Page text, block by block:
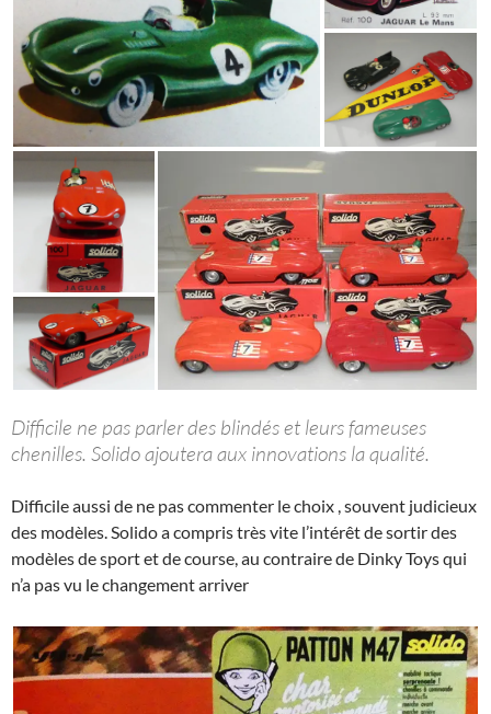
Difficile ne pas parler des blindés et leurs fameuses
chenilles. Solido ajoutera aux innovations la qualité.
Difficile aussi de ne pas commenter le choix , souvent judicieux
des modèles. Solido a compris très vite l’intérêt de sortir des
modèles de sport et de course, au contraire de Dinky Toys qui
n’a pas vu le changement arriver